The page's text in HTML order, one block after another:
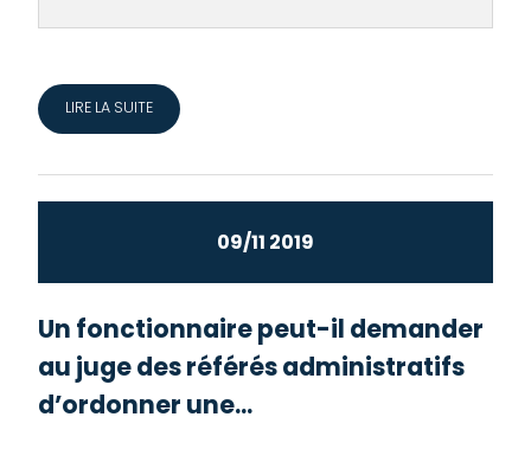
LIRE LA SUITE
09/11 2019
Un fonctionnaire peut-il demander
au juge des référés administratifs
d’ordonner une...